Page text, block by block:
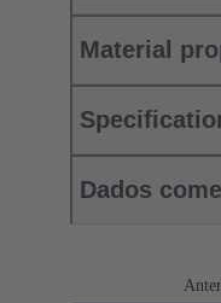
Material
Dados